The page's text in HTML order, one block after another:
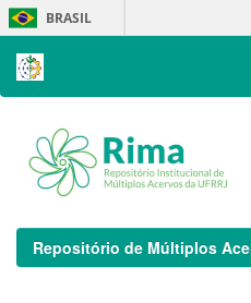
Skip
navigation
BRASIL
Repositório de Múltiplos